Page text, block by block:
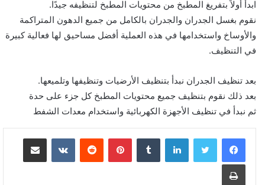
ابدأ أولاً بتفريغ المطبخ من محتويات المطبخ لتنظيفه جيدًا.
نقوم بغسل الجدران والجدران بالكامل من جميع الدهون المتراكمة
والأوساخ واستخدامها في هذه العملية أفضل مساحيق لها فعالية كبيرة
في التنظيف.
بعد تنظيف الجدران نبدأ بتنظيف الأرضيات وتنظيفها وتلميعها.
بعد ذلك نقوم بتنظيف جميع محتويات المطبخ كل جزء على حدة
ثم نبدأ في تنظيف الأجهزة الكهربائية واستخدام معدات الشفط
لينكدإن بينتيريست